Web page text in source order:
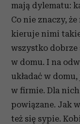
mają dylematu:
Co nie znaczy,
kieruje nimi
wszystko dobrze
w domu. I na
układać w
w firmie. Dla
powiązane. Jak
też się sypie.